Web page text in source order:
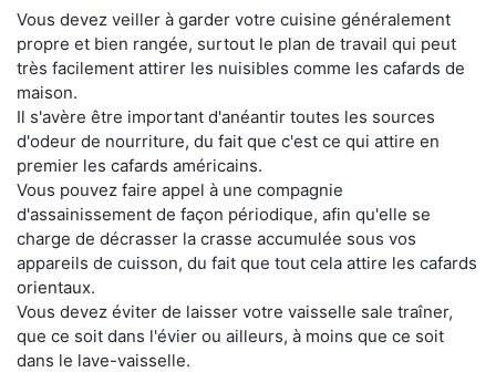
Vous devez veiller à garder votre cuisine généralement
propre et bien rangée, surtout le plan de travail qui peut
très facilement attirer les nuisibles comme les cafards de
maison.
Il s'avère être important d'anéantir toutes les sources
d'odeur de nourriture, du fait que c'est ce qui attire en
premier les cafards américains.
Vous pouvez faire appel à une compagnie
d'assainissement de façon périodique, afin qu'elle se
charge de décrasser la crasse accumulée sous vos
appareils de cuisson, du fait que tout cela attire les cafards
orientaux.
Vous devez éviter de laisser votre vaisselle sale traîner,
que ce soit dans l'évier ou ailleurs, à moins que ce soit
dans le lave-vaisselle.